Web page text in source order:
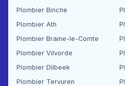
Plombier Binche
Plombier Ath
Plombier Braine-le-Comte
Plombier Vilvorde
Plombier Dilbeek
Plombier Tervuren